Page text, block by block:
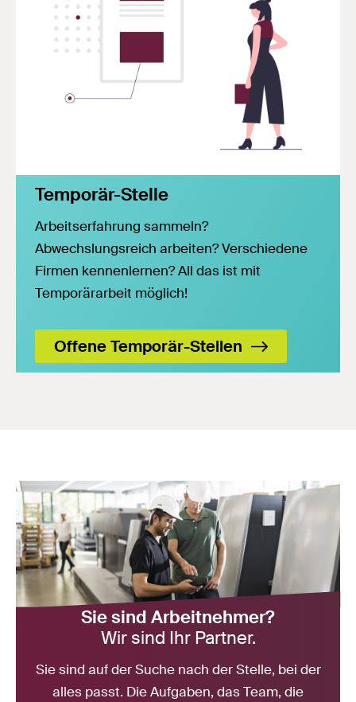
Temporär-Stelle
Arbeitserfahrung sammeln?
Abwechslungsreich arbeiten? Verschiedene
Firmen kennenlernen? All das ist mit
Temporärarbeit möglich!
Offene Temporär-Stellen
Sie sind Arbeitnehmer?
Wir sind Ihr Partner.
Sie sind auf der Suche nach der Stelle, bei der
alles passt. Die Aufgaben, das Team, die